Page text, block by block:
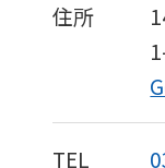
住所
TEL